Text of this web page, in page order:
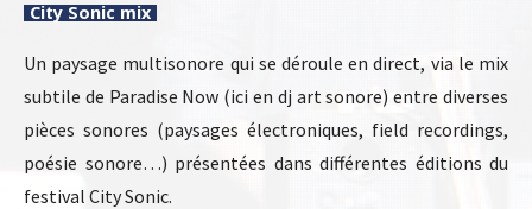
City Sonic mix
Un paysage multisonore qui se déroule en direct, via le mix
subtile de Paradise Now (ici en dj art sonore) entre diverses
pièces sonores (paysages électroniques, field recordings,
poésie sonore…) présentées dans différentes éditions du
festival City Sonic.